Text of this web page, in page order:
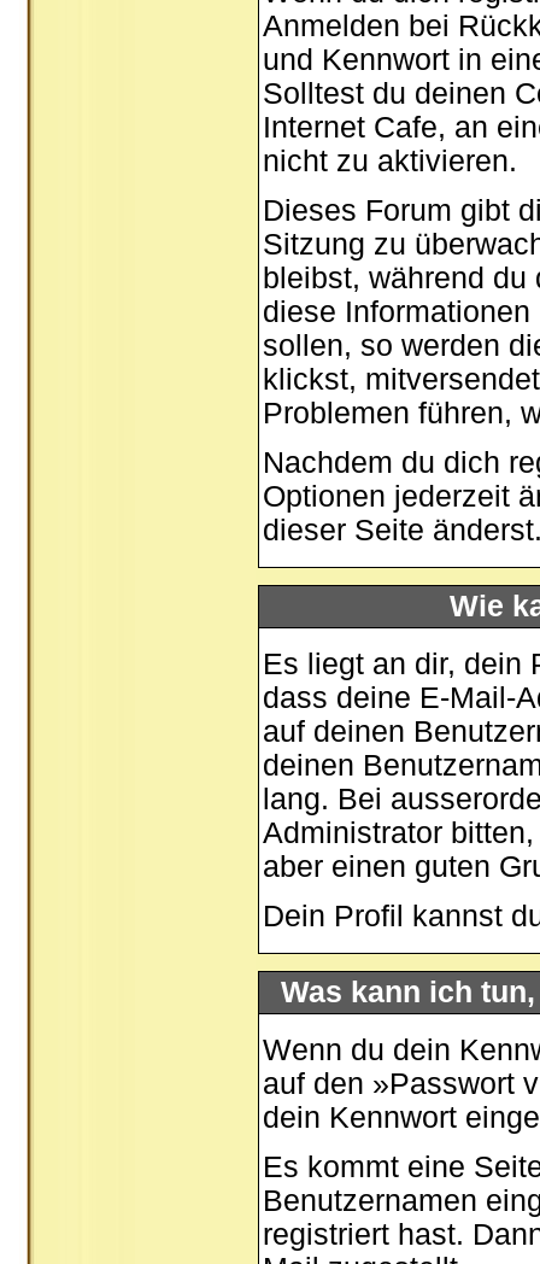
Anmelden bei
und Kennwort in
Solltest du deinen
Internet Cafe, an
nicht zu aktivieren.
Dieses Forum gibt
Sitzung zu
bleibst, während
diese
sollen, so werden
klickst,
Problemen führen,
Nachdem du dich
Optionen jederzeit
dieser Seite
Wie
Es liegt an dir, dein
dass deine E-Mail-
auf deinen
deinen
lang. Bei
Administrator
aber einen guten
Dein Profil kannst
Was kann ich
Wenn du dein
auf den »Passwort
dein Kennwort
Es kommt eine
Benutzernamen
registriert hast.